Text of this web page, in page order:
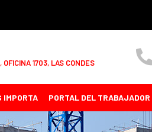
1703, LAS CONDES
IMPORTA PORTAL DEL TRABAJADOR